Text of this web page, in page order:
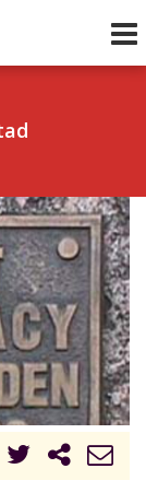
Volgend uur